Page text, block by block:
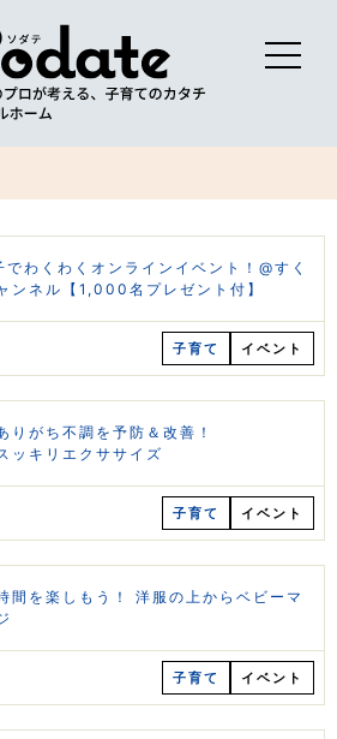
子育て イベント
でわくわくオンラインイベント！@すく
ンネル【1,000名プレゼント付】
子育て イベント
りがち不調を予防＆改善！
ッキリエクササイズ
子育て イベント
間を楽しもう！ 洋服の上からベビーマ